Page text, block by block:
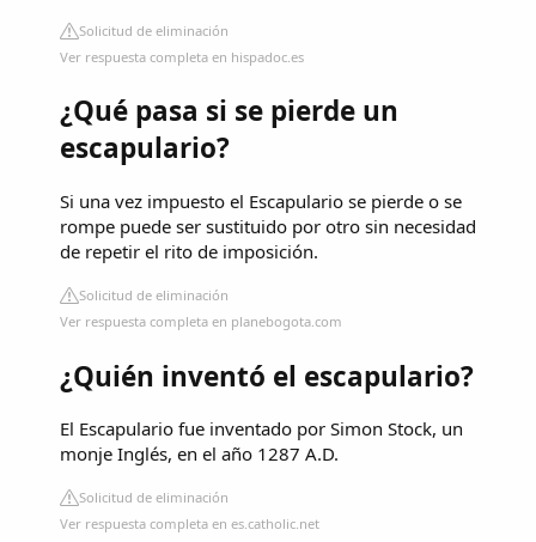
Solicitud de eliminación
Ver respuesta completa en hispadoc.es
¿Qué pasa si se pierde un
escapulario?
Si una vez impuesto el Escapulario se pierde o se
rompe puede ser sustituido por otro sin necesidad
de repetir el rito de imposición.
Solicitud de eliminación
Ver respuesta completa en planebogota.com
¿Quién inventó el escapulario?
El Escapulario fue inventado por Simon Stock, un
monje Inglés, en el año 1287 A.D.
Solicitud de eliminación
Ver respuesta completa en es.catholic.net